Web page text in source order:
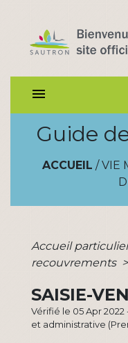
menu
Guide
ACCUEIL / VIE
Accueil
recouvrements >
SAISIE-
Vérifié le 05 Apr
et administrative